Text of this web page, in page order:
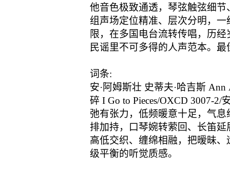
他音色极致通透，琴弦触弦细
组声场定位精准、层次分明，
限，在多国电台流转传唱，历
民谣里不可多得的人声范本。
词条:
安·阿姆斯壮 史蒂夫·哈吉斯 Ann
碎 I Go to Pieces/OXCD 3007-
弛有张力，低频暖意十足，气
排加持，口琴婉转萦回、长笛
高低交织、缠绵相融，把暧昧
级平衡的听觉质感。